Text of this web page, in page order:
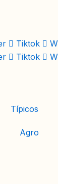
Tiktok
Tiktok
Típicos
Agro